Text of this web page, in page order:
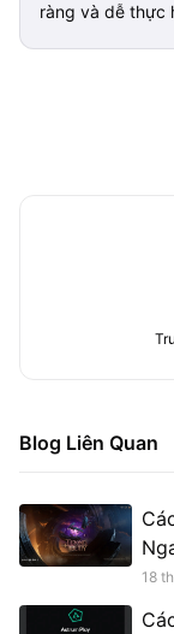
ràng và dễ thực
Blog Liên Quan
18